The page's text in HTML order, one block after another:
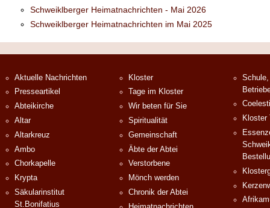
Schweiklberger Heimatnachrichten - Mai 2026
Schweiklberger Heimatnachrichten im Mai 2025
Aktuelle Nachrichten
Presseartikel
Abteikirche
Altar
Altarkreuz
Ambo
Chorkapelle
Krypta
Säkularinstitut
St.Bonifatius
Kloster
Tage im Kloster
Wir beten für Sie
Spiritualität
Gemeinschaft
Äbte der Abtei
Verstorbene
Mönch werden
Chronik der Abtei
Kloster